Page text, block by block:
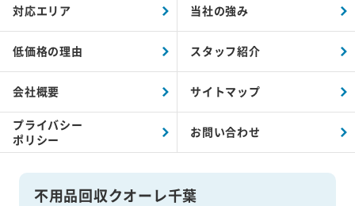
不用品回収クオーレ千葉
対応エリア 当社の強み
低価格の理由 スタッフ紹介
会社概要 サイトマップ
プライバシー
ポリシー
お問い合わせ